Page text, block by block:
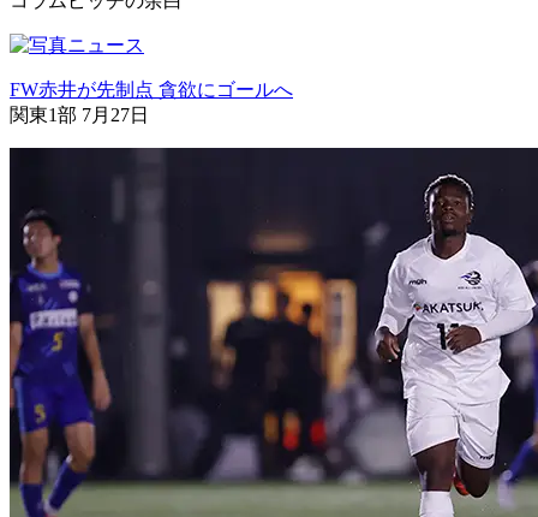
FW赤井が先制点 貪欲にゴールへ
関東1部 7月27日